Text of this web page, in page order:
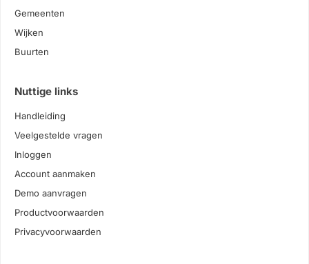
Gemeenten
Wijken
Buurten
Nuttige links
Handleiding
Veelgestelde vragen
Inloggen
Account aanmaken
Demo aanvragen
Productvoorwaarden
Privacyvoorwaarden